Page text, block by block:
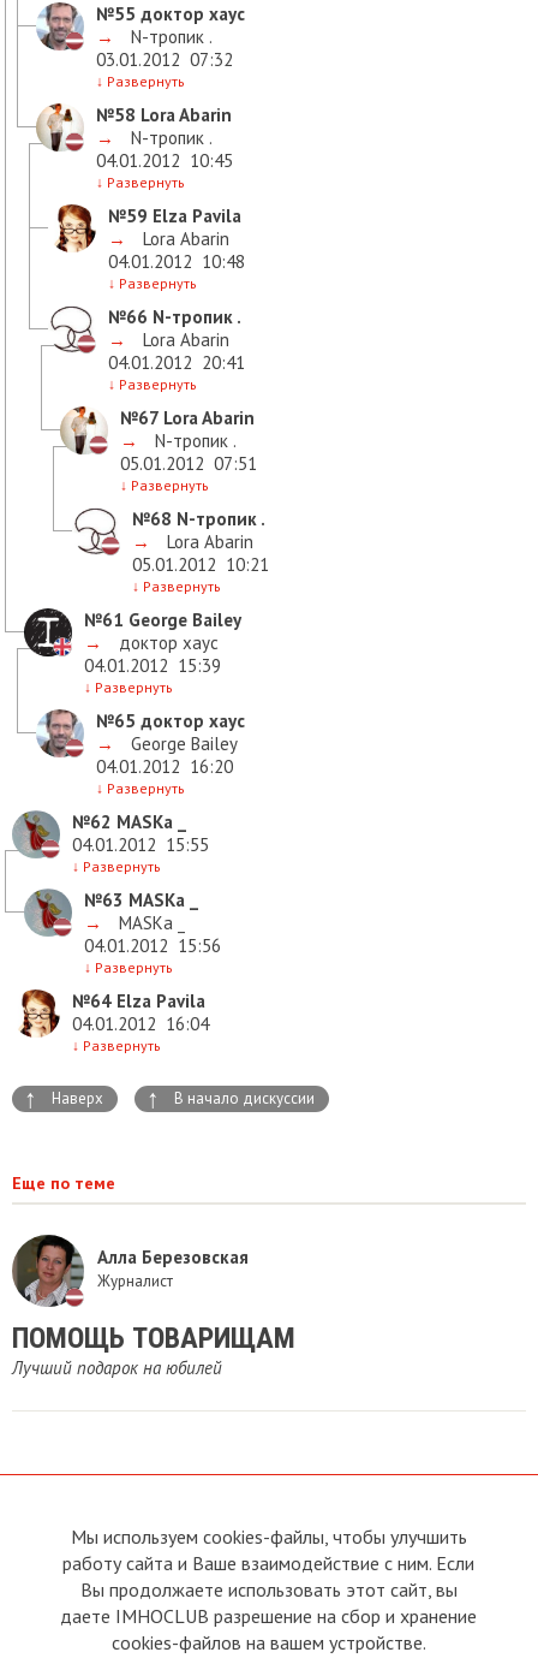
№55 доктор хаус
→
N-тропик .
03.01.2012 07:32
↓ Развернуть
№58 Lora Abarin
→
N-тропик .
04.01.2012 10:45
↓ Развернуть
№59 Elza Pavila
→
Lora Abarin
04.01.2012 10:48
↓ Развернуть
№66 N-тропик .
→
Lora Abarin
04.01.2012 20:41
↓ Развернуть
№67 Lora Abarin
→
N-тропик .
05.01.2012 07:51
↓ Развернуть
№68 N-тропик .
→
Lora Abarin
05.01.2012 10:21
↓ Развернуть
№61 George Bailey
→
доктор хаус
04.01.2012 15:39
↓ Развернуть
№65 доктор хаус
→
George Bailey
04.01.2012 16:20
↓ Развернуть
№62 MASKa _
04.01.2012 15:55
↓ Развернуть
№63 MASKa _
→
MASKa _
04.01.2012 15:56
↓ Развернуть
№64 Elza Pavila
04.01.2012 16:04
↓ Развернуть
↑ Наверх ↑ В начало дискуссии
Еще по теме
Алла Березовская
Журналист
ПОМОЩЬ ТОВАРИЩАМ
Лучший подарок на юбилей
О сайте
Условия пользования
Политика конфиденциальности
Прямая связь с
Председателем
Прямая связь c членами клуба
Реклама
Контакты
Мы используем cookies-файлы, чтобы улучшить
работу сайта и Ваше взаимодействие с ним. Если
Вы продолжаете использовать этот сайт, вы
даете IMHOCLUB разрешение на сбор и хранение
cookies-файлов на вашем устройстве.